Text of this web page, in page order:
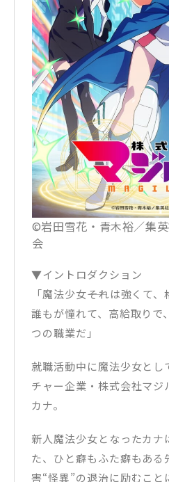
©岩田雪花・青木裕／集
会
▼イントロダクション
「魔法少女――それは強くて
誰もが憧れて、高給取りで
つの職業だ」
就職活動中に魔法少女と
チャー企業・株式会社マ
カナ。
新人魔法少女となったカ
た、ひと癖もふた癖もあ
害“怪異”の退治に励むこ